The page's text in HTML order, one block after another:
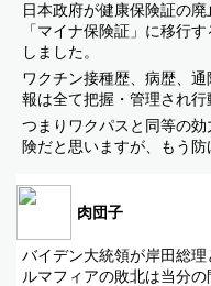
日本政府が健康保険証の
「マイナ保険証」に移行
しました。
ワクチン接種歴、病歴、
報は全て把握・管理され行
つまりワクパスと同等の
険だと思いますが、もう
肉団子
バイデン大統領が岸田総
ルマフィアの敗北は当分